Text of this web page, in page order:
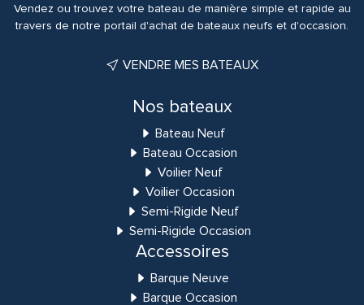
Vendez ou trouvez votre bateau de manière simple et rapide au
travers de notre portail d'achat de bateaux neufs et d'occasion.
VENDRE MES BATEAUX
Nos bateaux
Bateau Neuf
Bateau Occasion
Voilier Neuf
Voilier Occasion
Semi-Rigide Neuf
Semi-Rigide Occasion
Accessoires
Barque Neuve
Barque Occasion